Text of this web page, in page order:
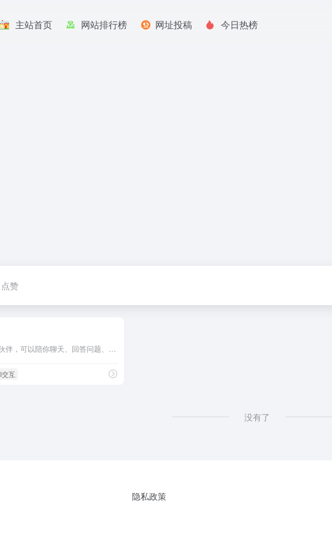
主站首页 网站排行榜 网址投稿 今日热榜
点赞
交互
没有了
隐私政策